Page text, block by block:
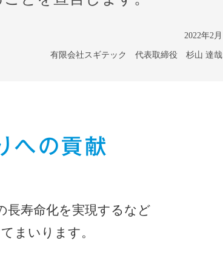
2022年2月
有限会社スギテック 代表取締役 杉山 達哉
への貢献
長寿命化を実現するなど
まいります。